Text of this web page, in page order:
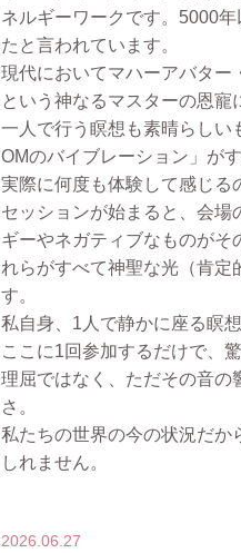
ネルギーワークです。5000
たと言われています。
現代においてマハーアバター
という神なるマスターの恩寵
一人で行う瞑想も素晴らしい
OMのバイブレーション」がす
実際に何度も体験して感じる
セッションが始まると、会
ギーやネガティブなものが
れらがすべて神聖な光（肯
す。
私自身、1人で静かに座る瞑
ここに1回参加するだけで、
理屈ではなく、ただその音の
さ。
私たちの世界の今の状況だか
しれません。
2026.06.27